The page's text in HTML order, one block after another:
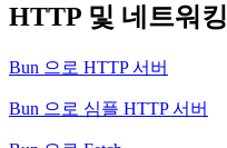
HTTP 및 네트워킹
Bun 으로 HTTP 서버
Bun 으로 심플 HTTP 서버